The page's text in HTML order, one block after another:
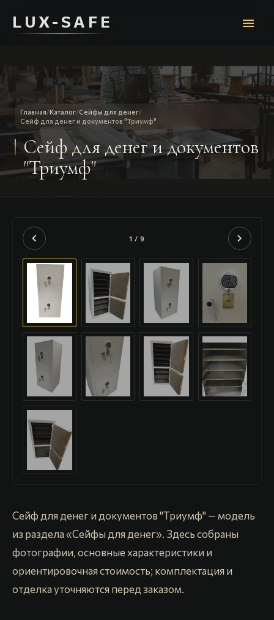
LUX-SAFE menu
Главная/Каталог/Сейфы для денег/
Сейф для денег и документов "Триумф"
Сейф для денег и документов
"Триумф"
chevron_left 1 / 9 chevron_right
Сейф для денег и документов "Триумф" — модель
из раздела «Сейфы для денег». Здесь собраны
фотографии, основные характеристики и
ориентировочная стоимость; комплектация и
отделка уточняются перед заказом.